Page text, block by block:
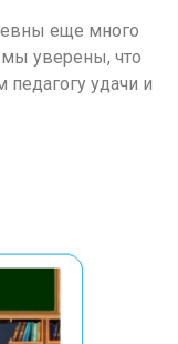
еще много
уверены, что
удачи и